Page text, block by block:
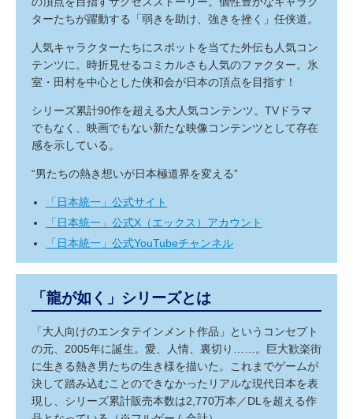
ターたちが躍動する「弱きを助け、強きを挫く」任侠道。
人気キャラクターたちにスポットを当てた外伝も人気コン
テンツに。時折見せるコミカルさも人気のファクター。氷
室・田村を中心とした侠和会が日本の頂点を目指す！
シリーズ累計90作を超える大人気コンテンツ。TVドラマ
でもなく、映画でもない新たな映像コンテンツとして存在
感を示している。
“男たちの熱き想いが日本極道界を変える”
「日本統一」公式サイト
「日本統一」公式X（エックス）アカウント
「日本統一」公式YouTubeチャンネル
「龍が如く」シリーズとは
「大人向けのエンタテインメント作品」というコンセプト
の元、2005年に誕生。愛、人情、裏切り……。巨大歓楽街
に生きる熱き男たちの生き様を描いた。これまでゲームが
決して踏み込むことのできなかったリアルな現代日本を表
現し、シリーズ累計販売本数は2,770万本／DLを超える作